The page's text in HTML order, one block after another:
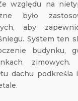
względu na
było
aby
System ten
budynku,
zimowych.
dachu